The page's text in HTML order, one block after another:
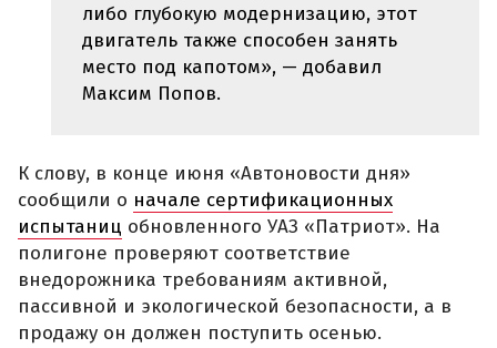
либо глубокую модернизацию, этот
двигатель также способен занять
место под капотом», — добавил
Максим Попов.
К слову, в конце июня «Автоновости дня»
сообщили о начале сертификационных
испытаниц обновленного УАЗ «Патриот». На
полигоне проверяют соответствие
внедорожника требованиям активной,
пассивной и экологической безопасности, а в
продажу он должен поступить осенью.